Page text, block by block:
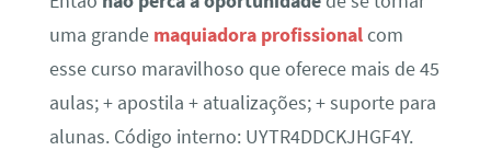
uma grande maquiadora profissionalcom
esse curso maravilhoso que oferece mais de 45
aulas; + apostila + atualizações; + suporte para
alunas. Código interno: UYTR4DDCKJHGF4Y.